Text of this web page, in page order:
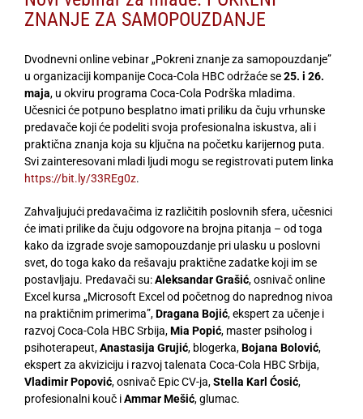
ZNANJE ZA SAMOPOUZDANJE
Dvodnevni online vebinar „Pokreni znanje za samopouzdanje”
u organizaciji kompanije Coca-Cola HBC održaće se25. i 26.
maja, u okviru programa Coca-Cola Podrška mladima.
Učesnici će potpuno besplatno imati priliku da čuju vrhunske
predavače koji će podeliti svoja profesionalna iskustva, ali i
praktična znanja koja su ključna na početku karijernog puta.
Svi zainteresovani mladi ljudi mogu se registrovati putem linka
https://bit.ly/33REg0z.
Zahvaljujući predavačima iz različitih poslovnih sfera, učesnici
će imati prilike da čuju odgovore na brojna pitanja – od toga
kako da izgrade svoje samopouzdanje pri ulasku u poslovni
svet, do toga kako da rešavaju praktične zadatke koji im se
postavljaju. Predavači su:Aleksandar Grašić, osnivač online
Excel kursa „Microsoft Excel od početnog do naprednog nivoa
na praktičnim primerima”,Dragana Bojić, ekspert za učenje i
razvoj Coca-Cola HBC Srbija,Mia Popić, master psiholog i
psihoterapeut,Anastasija Grujić, blogerka,Bojana Bolović,
ekspert za akviziciju i razvoj talenata Coca-Cola HBC Srbija,
Vladimir Popović, osnivač Epic CV-ja,Stella Karl Ćosić,
profesionalni kouč iAmmar Mešić, glumac.